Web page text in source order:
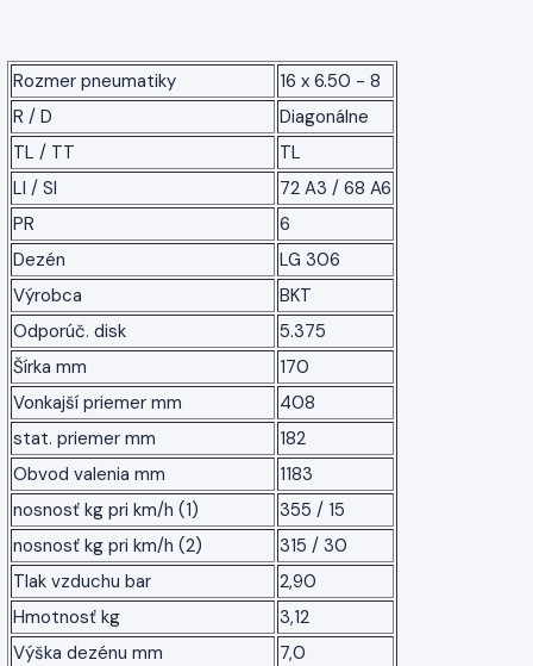
Rozmer pneumatiky
16 x 6.50 - 8
R / D
Diagonálne
TL / TT
TL
LI / SI
72 A3 / 68 A6
PR
6
Dezén
LG 306
Výrobca
BKT
Odporúč. disk
5.375
Šírka mm
170
Vonkajší priemer mm
408
stat. priemer mm
182
Obvod valenia mm
1183
nosnosť kg pri km/h (1)
355 / 15
nosnosť kg pri km/h (2)
315 / 30
Tlak vzduchu bar
2,90
Hmotnosť kg
3,12
Výška dezénu mm
7,0